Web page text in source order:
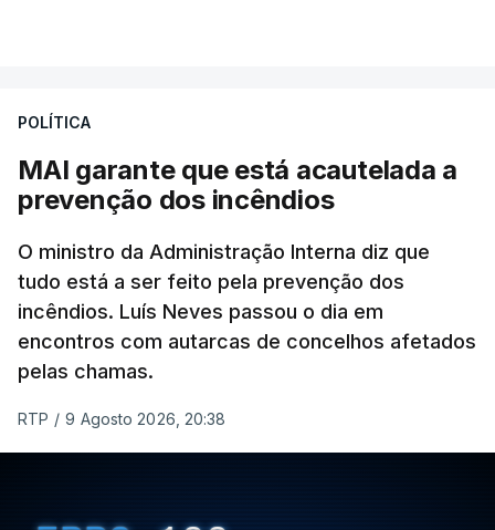
Mehr na rede social Telegram, como aquilo que
israelita, que nos últimos tempos vem dando conta
de que o líder supremo iraniano estará em estado
crítico na sequência do bombardeamento que no
último dia de fevereiro passado matou o pai, o
ayatollah Ali Khamenei, e outros membros da
família.
As imagens mostram Mojtaba Khamenei no que
será uma aula religiosa, mas sem qualquer
indicação adicional.
POLÍTICA
MAI garante que está acautelada a
prevenção dos incêndios
O ministro da Administração Interna diz que
tudo está a ser feito pela prevenção dos
incêndios. Luís Neves passou o dia em
encontros com autarcas de concelhos afetados
pelas chamas.
RTP / 9 Agosto 2026, 20:38